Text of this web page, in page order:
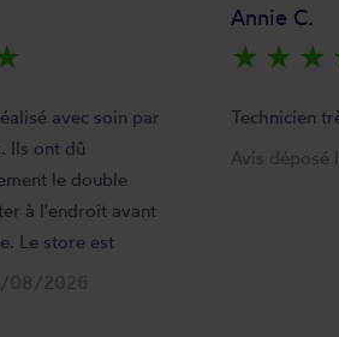
avec soin par
Ils ont dû
le double
à l'endroit avant
Le store est
neuf, parfaitement
08/2026
Annie C.
star_rate star_rate star_rate
Technicien
Avis